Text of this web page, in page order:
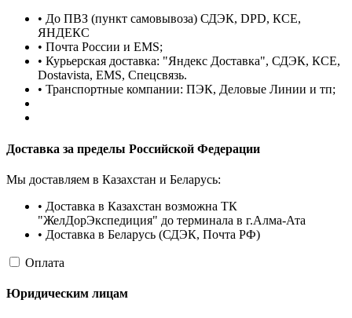
• До ПВЗ (пункт самовывоза) СДЭК, DPD, КСЕ,
ЯНДЕКС
• Почта России и EMS;
• Курьерская доставка: "Яндекс Доставка", СДЭК, КСЕ,
Dostavista, EMS, Спецсвязь.
• Транспортные компании: ПЭК, Деловые Линии и тп;
Доставка за пределы Российской Федерации
Мы доставляем в Казахстан и Беларусь:
• Доставка в Казахстан возможна ТК
"ЖелДорЭкспедиция" до терминала в г.Алма-Ата
• Доставка в Беларусь (СДЭК, Почта РФ)
Оплата
Юридическим лицам